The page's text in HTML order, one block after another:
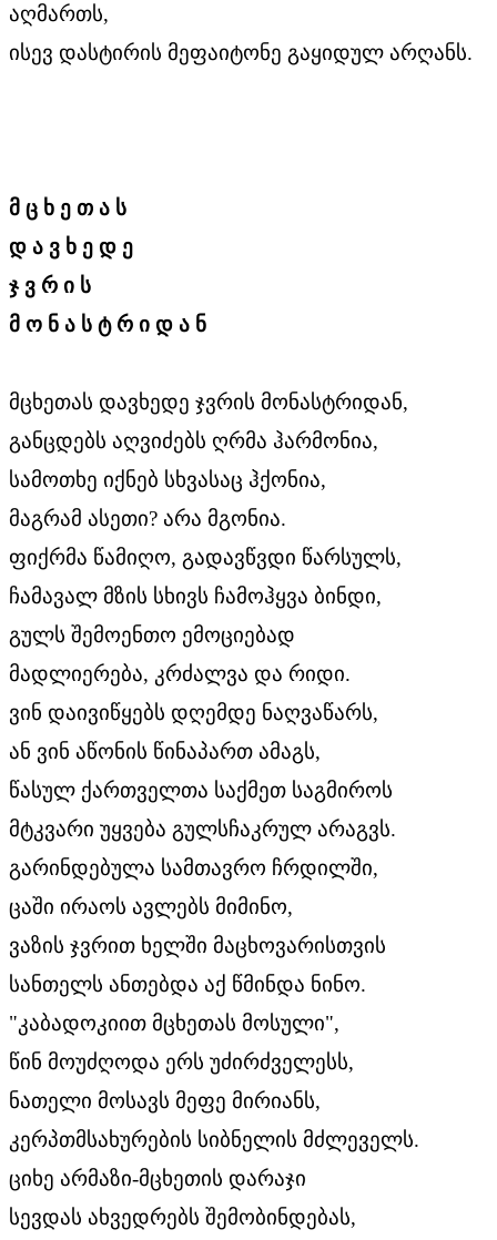
აღმართს,
ისევ დასტირის მეფაიტონე გაყიდულ არღანს.
მ ც ხ ე თ ა ს
დ ა ვ ხ ე დ ე
ჯ ვ რ ი ს
მ ო ნ ა ს ტ რ ი დ ა ნ
მცხეთას დავხედე ჯვრის მონასტრიდან,
განცდებს აღვიძებს ღრმა ჰარმონია,
სამოთხე იქნებ სხვასაც ჰქონია,
მაგრამ ასეთი? არა მგონია.
ფიქრმა წამიღო, გადავწვდი წარსულს,
ჩამავალ მზის სხივს ჩამოჰყვა ბინდი,
გულს შემოენთო ემოციებად
მადლიერება, კრძალვა და რიდი.
ვინ დაივიწყებს დღემდე ნაღვაწარს,
ან ვინ აწონის წინაპართ ამაგს,
წასულ ქართველთა საქმეთ საგმიროს
მტკვარი უყვება გულსჩაკრულ არაგვს.
გარინდებულა სამთავრო ჩრდილში,
ცაში ირაოს ავლებს მიმინო,
ვაზის ჯვრით ხელში მაცხოვარისთვის
სანთელს ანთებდა აქ წმინდა ნინო.
"კაბადოკიით მცხეთას მოსული",
წინ მოუძღოდა ერს უძირძველესს,
ნათელი მოსავს მეფე მირიანს,
კერპთმსახურების სიბნელის მძლეველს.
ციხე არმაზი-მცხეთის დარაჯი
სევდას ახვედრებს შემობინდებას,